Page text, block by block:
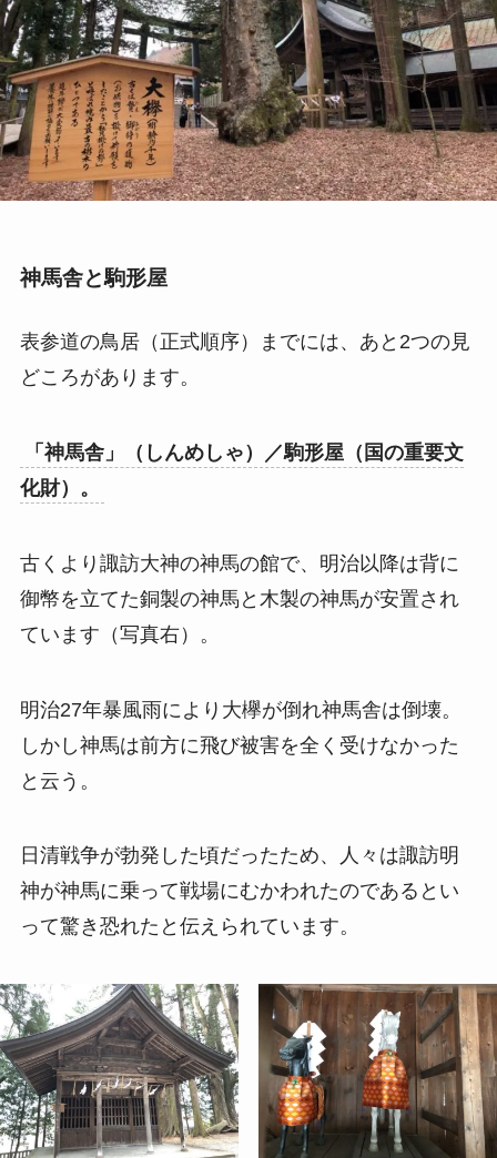
神馬舎と駒形屋
表参道の鳥居（正式順序）までには、あと2つの見
どころがあります。
「神馬舎」（しんめしゃ）／駒形屋（国の重要文
化財）。
古くより諏訪大神の神馬の館で、明治以降は背に
御幣を立てた銅製の神馬と木製の神馬が安置され
ています（写真右）。
明治27年暴風雨により大欅が倒れ神馬舎は倒壊。
しかし神馬は前方に飛び被害を全く受けなかった
と云う。
日清戦争が勃発した頃だったため、人々は諏訪明
神が神馬に乗って戦場にむかわれたのであるとい
って驚き恐れたと伝えられています。